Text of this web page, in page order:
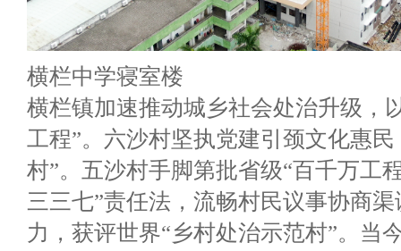
横栏中学寝室楼
横栏镇加速推动城乡社会处治升级，
工程”。六沙村坚执党建引颈文化惠
村”。五沙村手脚第批省级“百千万工
三三七”责任法，流畅村民议事协商
力，获评世界“乡村处治示范村”。当